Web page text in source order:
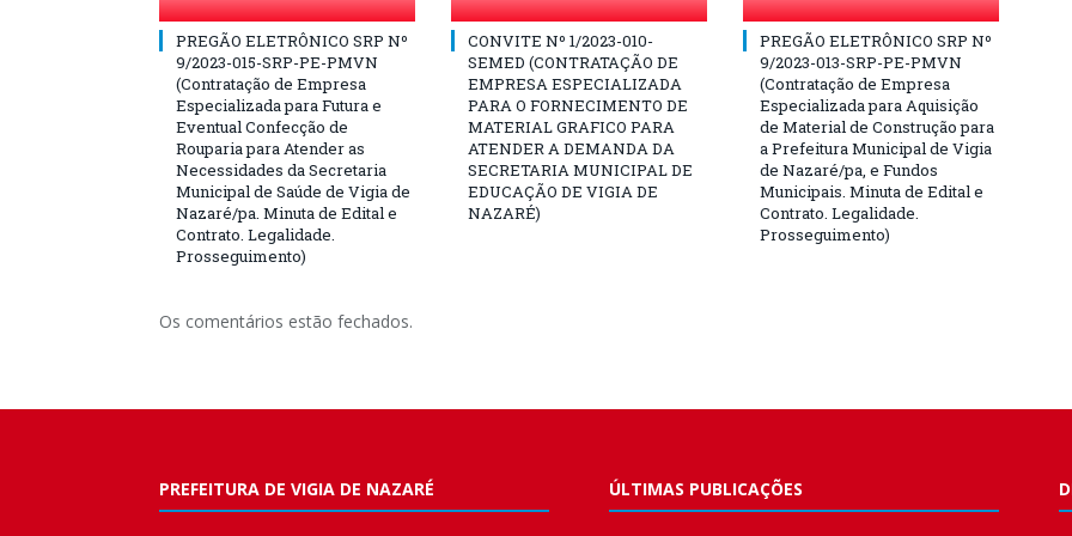
PREGÃO ELETRÔNICO SRP Nº
9/2023-015-SRP-PE-PMVN
(Contratação de Empresa
Especializada para Futura e
Eventual Confecção de
Rouparia para Atender as
Necessidades da Secretaria
Municipal de Saúde de Vigia de
Nazaré/pa. Minuta de Edital e
Contrato. Legalidade.
Prosseguimento)
CONVITE Nº 1/2023-010-
SEMED (CONTRATAÇÃO DE
EMPRESA ESPECIALIZADA
PARA O FORNECIMENTO DE
MATERIAL GRAFICO PARA
ATENDER A DEMANDA DA
SECRETARIA MUNICIPAL DE
EDUCAÇÃO DE VIGIA DE
NAZARÉ)
PREGÃO ELETRÔNICO SRP Nº
9/2023-013-SRP-PE-PMVN
(Contratação de Empresa
Especializada para Aquisição
de Material de Construção para
a Prefeitura Municipal de Vigia
de Nazaré/pa, e Fundos
Municipais. Minuta de Edital e
Contrato. Legalidade.
Prosseguimento)
Os comentários estão fechados.
PREFEITURA DE VIGIA DE NAZARÉ ÚLTIMAS PUBLICAÇÕES